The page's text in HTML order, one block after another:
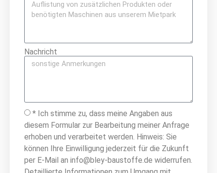
Nachricht
* Ich stimme zu, dass meine Angaben aus
diesem Formular zur Bearbeitung meiner Anfrage
erhoben und verarbeitet werden. Hinweis: Sie
können Ihre Einwilligung jederzeit für die Zukunft
per E-Mail an info@bley-baustoffe.de widerrufen.